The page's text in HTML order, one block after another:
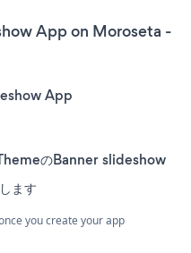
App on Moroseta -
App
のBanner slideshow
ます
you create your app